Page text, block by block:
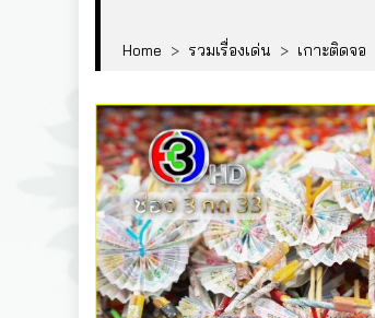
Home > รวมเรื่องเด่น > เกาะติดจอ